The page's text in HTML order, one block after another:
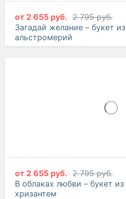
от 2 655 руб. 2 795 руб.
Загадай желание – букет
альстромерий
от 2 655 руб. 2 795 руб.
В облаках любви – букет
хризантем